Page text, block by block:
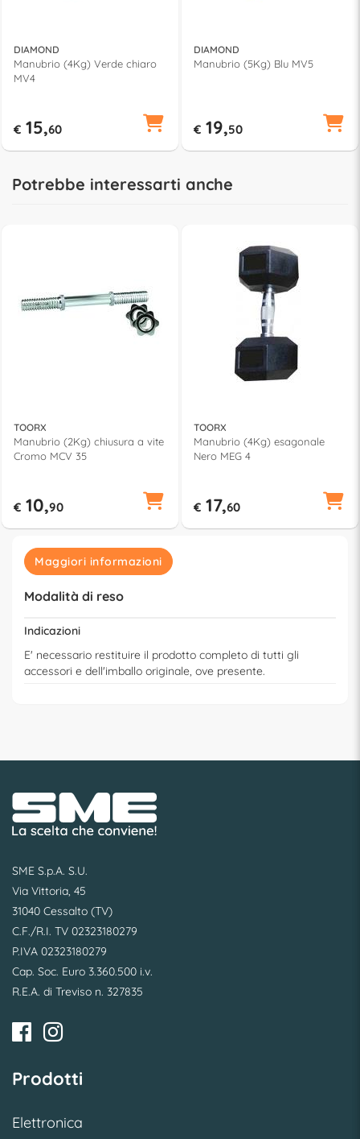
DIAMOND
Manubrio (4Kg) Verde chiaro
MV4
€ 15,60
DIAMOND
Manubrio (5Kg) Blu MV5
€ 19,50
Potrebbe interessarti anche
TOORX
Manubrio (2Kg) chiusura a vite
Cromo MCV 35
€ 10,90
TOORX
Manubrio (4Kg) esagonale
Nero MEG 4
€ 17,60
Maggiori informazioni
Modalità di reso
Indicazioni
E' necessario restituire il prodotto completo di tutti gli
accessori e dell'imballo originale, ove presente.
SME S.p.A. S.U.
Via Vittoria, 45
31040 Cessalto (TV)
C.F./R.I. TV 02323180279
P.IVA 02323180279
Cap. Soc. Euro 3.360.500 i.v.
R.E.A. di Treviso n. 327835
Prodotti
Elettronica